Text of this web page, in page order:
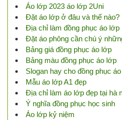
Áo lớp 2023 áo lớp 2Uni
Đặt áo lớp ở đâu và thế nào?
Địa chỉ làm đồng phục áo lớp
Đặt áo phông cần chú ý
Bảng giá đồng phục áo lớp
Bảng màu đồng phục áo lớp
Slogan hay cho đồng phục
Mẫu áo lớp A1 đẹp
Địa chỉ làm áo lớp đẹp tại hà
Ý nghĩa đồng phục học sinh
Áo lớp kỷ niệm